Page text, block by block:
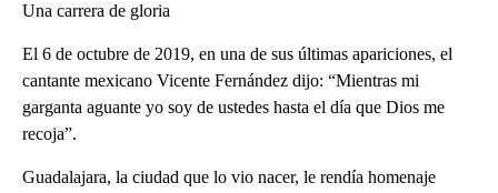
Una carrera de gloria
El 6 de octubre de 2019, en una de sus últimas apariciones, el
cantante mexicano Vicente Fernández dijo: “Mientras mi
garganta aguante yo soy de ustedes hasta el día que Dios me
recoja”.
Guadalajara, la ciudad que lo vio nacer, le rendía homenaje